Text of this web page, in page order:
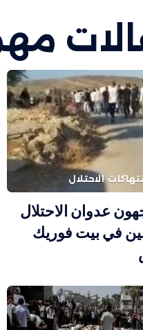
انتهاكات الاحتلال
عدوان الاحتلال
في بيت فوريك